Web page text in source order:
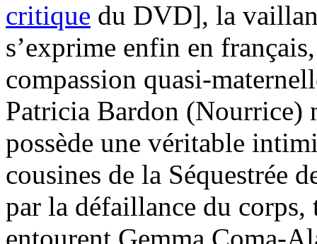
critique du DVD], la
s’exprime enfin en
compassion quasi-
Patricia Bardon (Nourrice)
possède une véritable
cousines de la Séquestrée
par la défaillance du corps,